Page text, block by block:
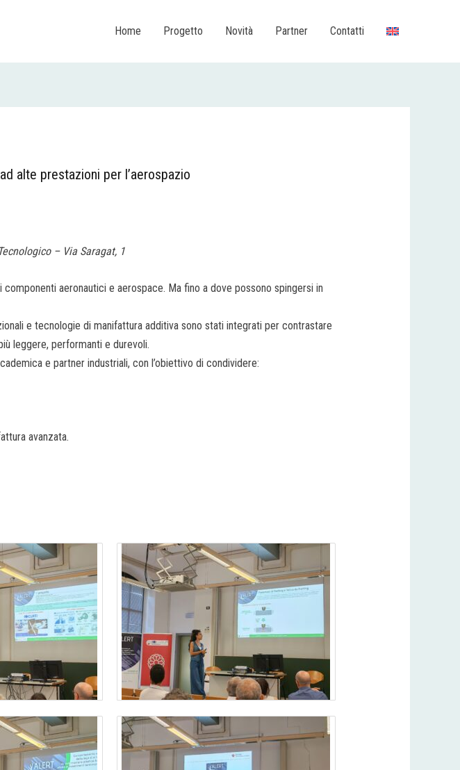
Home Progetto Novità Partner Contatti
alte prestazioni per l’aerospazio
– Via Saragat, 1
aeronautici e aerospace. Ma fino a dove possono spingersi in
e tecnologie di manifattura additiva sono stati integrati per contrastare
leggere, performanti e durevoli.
e partner industriali, con l’obiettivo di condividere:
avanzata.